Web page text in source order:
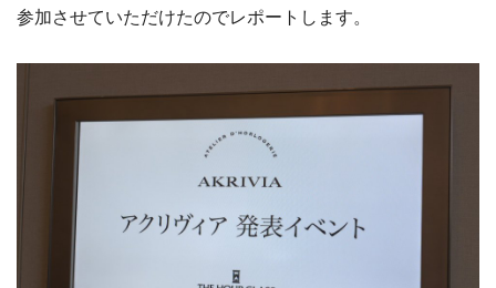
参加させていただけたのでレポートします。